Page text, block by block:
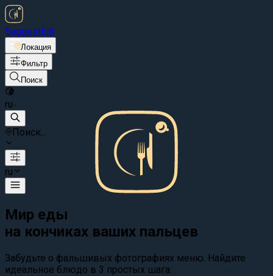
SuggestEat
Локация
Фильтр
Поиск
ru
Поиск...
ru
Мир еды
на кончиках ваших пальцев
Забудьте о фальшивых фотографиях меню. Найдите
идеальное блюдо в 3 простых шага: